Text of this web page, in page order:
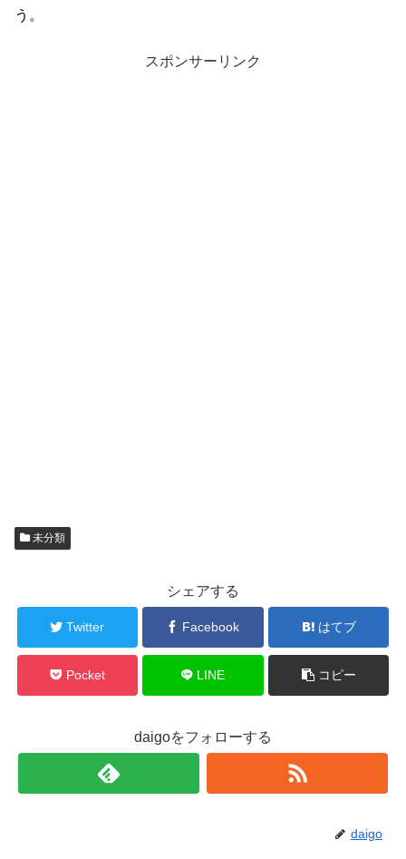
う。
スポンサーリンク
未分類
シェアする
Twitter Facebook はてブ
Pocket LINE コピー
daigoをフォローする
daigo